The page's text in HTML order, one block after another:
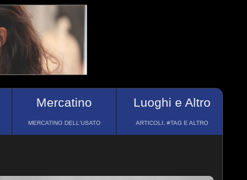
Mercatino
MERCATINO DELL'USATO
Luoghi e Altro
ARTICOLI, #TAG E ALTRO